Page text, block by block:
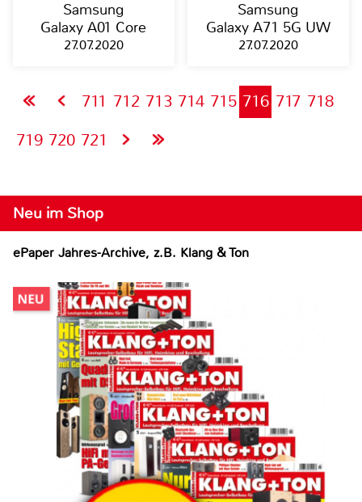
Samsung
Galaxy A01 Core
27.07.2020
Samsung
Galaxy A71 5G UW
27.07.2020
711 712 713 714 715 716 717 718
719 720 721
Neu im Shop
ePaper Jahres-Archive, z.B. Klang & Ton